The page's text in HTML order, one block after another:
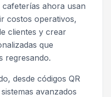
cafeterías ahora usan
costos operativos,
clientes y crear
que
regresando.
desde códigos QR
avanzados